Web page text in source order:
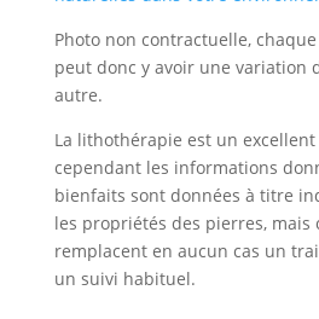
Photo non contractuelle,
peut donc y avoir une variation
autre.
La lithothérapie est un
cependant les informations
bienfaits sont données à titre
les propriétés des pierres, mais
remplacent en aucun cas un
un suivi habituel.